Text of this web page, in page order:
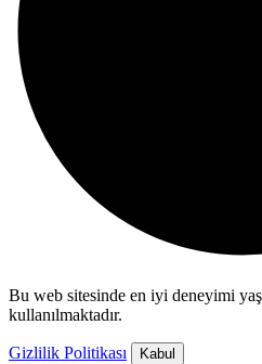
Bu web sitesinde en iyi deneyimi
kullanılmaktadır.
Gizlilik Politikası Kabul